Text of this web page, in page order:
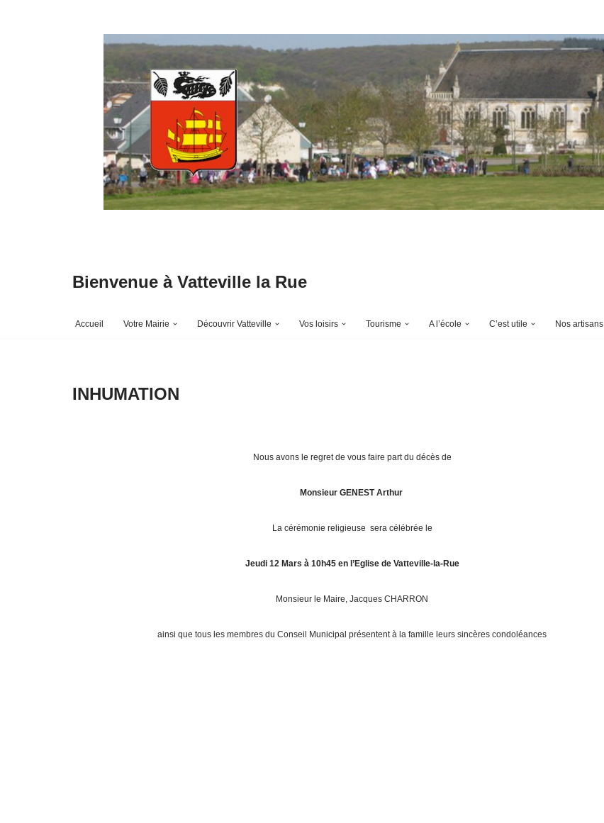
Bienvenue à Vatteville la Rue
Accueil Votre Mairie Découvrir Vatteville Vos loisirs Tourisme A l’école C’est utile Nos artisans
INHUMATION
Nous avons le regret de vous faire part du décès de
Monsieur GENEST Arthur
La cérémonie religieuse sera célébrée le
Jeudi 12 Mars à 10h45 en l’Eglise de Vatteville-la-Rue
Monsieur le Maire, Jacques CHARRON
ainsi que tous les membres du Conseil Municipal présentent à la famille leurs sincères condoléances